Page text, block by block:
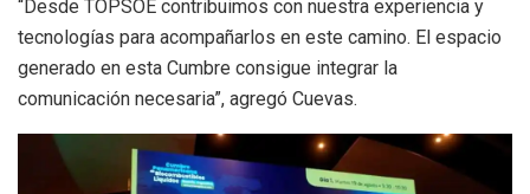
“Desde TOPSOE contribuimos con nuestra experiencia y
tecnologías para acompañarlos en este camino. El espacio
generado en esta Cumbre consigue integrar la
comunicación necesaria”, agregó Cuevas.